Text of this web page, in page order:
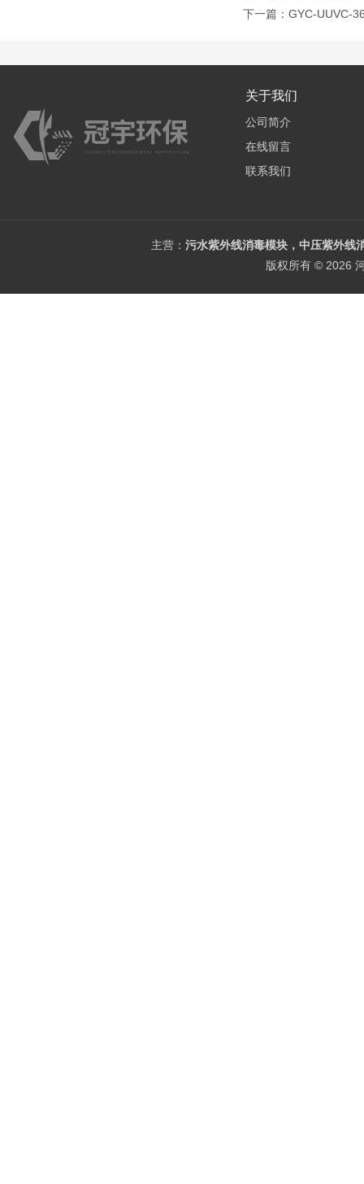
下一篇： GYC-UUVC-
关于我们
公司简介
在线留言
联系我们
主营： 污水紫外线消毒模块，中压紫外线
版权所有 © 2026